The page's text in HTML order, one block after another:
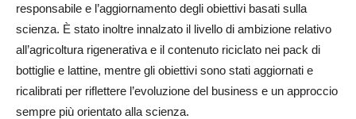
responsabile e l’aggiornamento degli obiettivi basati sulla
scienza. È stato inoltre innalzato il livello di ambizione relativo
all’agricoltura rigenerativa e il contenuto riciclato nei pack di
bottiglie e lattine, mentre gli obiettivi sono stati aggiornati e
ricalibrati per riflettere l’evoluzione del business e un approccio
sempre più orientato alla scienza.